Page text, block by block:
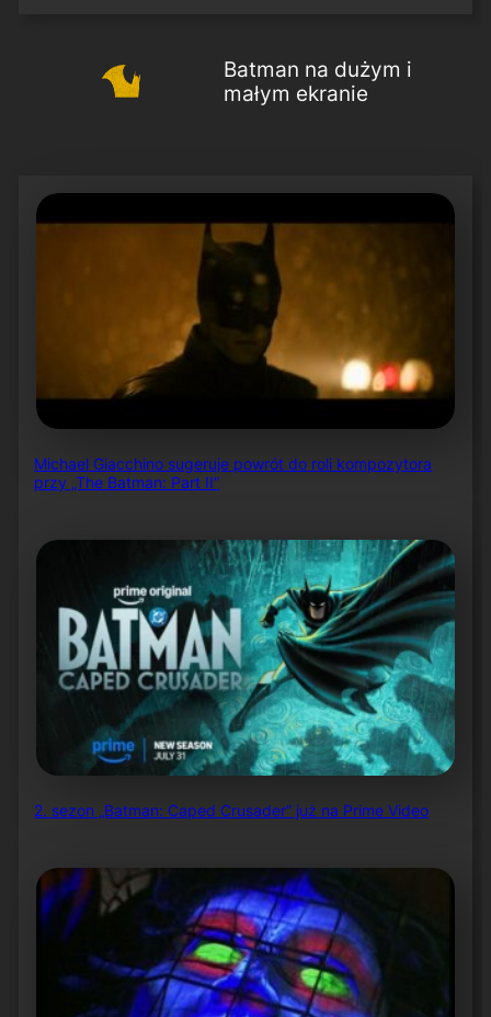
Batman na dużym i
małym ekranie
Michael Giacchino sugeruje powrót do roli kompozytora
przy „The Batman: Part II”
2. sezon „Batman: Caped Crusader” już na Prime Video